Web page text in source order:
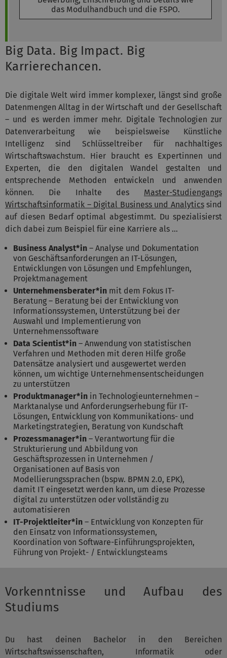
das Modulhandbuch und die FSPO.
Big Data. Big Impact. Big
Karrierechancen.
Die digitale Welt wird immer komplexer, längst sind große
Datenmengen Alltag in der Wirtschaft und der Gesellschaft
– und es werden immer mehr. Digitale Technologien zur
Datenverarbeitung wie beispielsweise Künstliche
Intelligenz sind Schlüsseltreiber für nachhaltiges
Wirtschaftswachstum. Hier braucht es Expertinnen und
Experten, die den digitalen Wandel gestalten und
entsprechende Methoden entwickeln und anwenden
können. Die Inhalte des Master-Studiengangs
Wirtschaftsinformatik – Digital Business und Analyticssind
auf diesen Bedarf optimal abgestimmt. Du spezialisierst
dich dabei zum Beispiel für eine Karriere als ...
Business Analyst*in – Analyse und Dokumentation
von Geschäftsanforderungen an IT-Lösungen,
Entwicklungen von Lösungen und Empfehlungen,
Projektmanagement
Unternehmensberater*in mit dem Fokus IT-
Beratung – Beratung bei der Entwicklung von
Informationssystemen, Unterstützung bei der
Auswahl und Implementierung von
Unternehmenssoftware
Data Scientist*in – Anwendung von statistischen
Verfahren und Methoden mit deren Hilfe große
Datensätze analysiert und ausgewertet werden
können, um wichtige Unternehmensentscheidungen
zu unterstützen
Produktmanager*in in Technologieunternehmen –
Marktanalyse und Anforderungserhebung für IT-
Lösungen, Entwicklung von Kommunikations- und
Marketingstrategien, Beratung von Kundschaft
Prozessmanager*in – Verantwortung für die
Strukturierung und Abbildung von
Geschäftsprozessen in Unternehmen /
Organisationen auf Basis von
Modellierungssprachen (bspw. BPMN 2.0, EPK),
damit IT eingesetzt werden kann, um diese Prozesse
digital zu unterstützen oder vollständig zu
automatisieren
IT-Projektleiter*in – Entwicklung von Konzepten für
den Einsatz von Informationssystemen,
Koordination von Software-Einführungsprojekten,
Führung von Projekt- / Entwicklungsteams
Vorkenntnisse und Aufbau des
Studiums
Du hast deinen Bachelor in den Bereichen
Wirtschaftswissenschaften, Informatik oder